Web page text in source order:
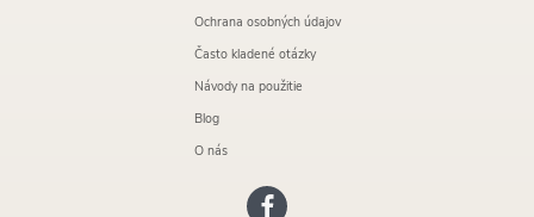
Ochrana osobných údajov
Často kladené otázky
Návody na použitie
Blog
O nás